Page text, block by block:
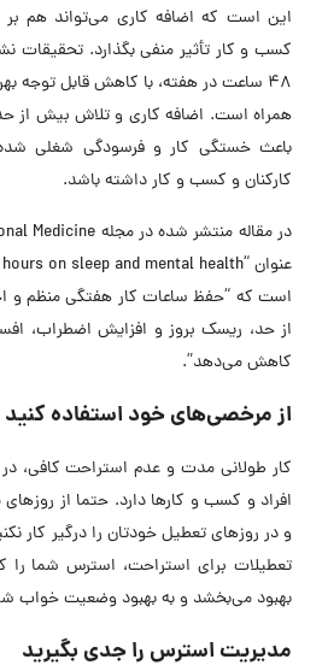
این است که اضافه کاری می‌تواند هم
کسب و کار تأثیر منفی بگذارد. تحقیقات
48 ساعت در هفته، با کاهش قابل توجه
همراه است. اضافه کاری و تلاش بیش از
باعث خستگی کار و فرسودگی شغلی
کارکنان و کسب و کار داشته باشد.
است که “حفظ ساعات کار هفتگی منظم و
از حد، ریسک بروز و افزایش اضطراب،
کاهش می‌دهد”.
از مرخصی‌های خود استفاده کنید
کار طولانی مدت و عدم استراحت کافی، در
افراد و کسب و کارها دارد. حتما از
و در روزهای تعطیل خودتان را درگیر کار
تعطیلات برای استراحت، استرس شما را
بهبود می‌بخشد و به بهبود وضعیت خواب
مدیریت استرس را جدی بگیرید